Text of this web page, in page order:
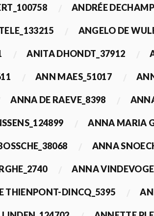
ANDRÉE
ANGELO DE
ANITA DHONDT_37912
ANN MAES_51017
ANNA DE RAEVE_8398
ANNA MARIA
ANNA
ANNA
THIENPONT-DINCQ_5395